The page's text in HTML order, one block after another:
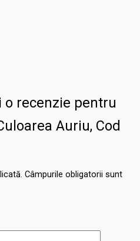
recenzie pentru
Auriu, Cod
Câmpurile obligatorii sunt